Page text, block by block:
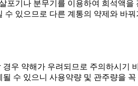
포기나 분무기를 이용하여 희석액
수 있으므로 다른 계통의 약제와 바
우 약해가 우려되므로 주의하시기
수 있으니 사용약량 및 관주량을